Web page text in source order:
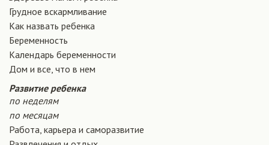
Грудное вскармливание
Как назвать ребенка
Беременность
Календарь беременности
Дом и все, что в нем
Развитие ребенка
по неделям
по месяцам
Работа, карьера и саморазвитие